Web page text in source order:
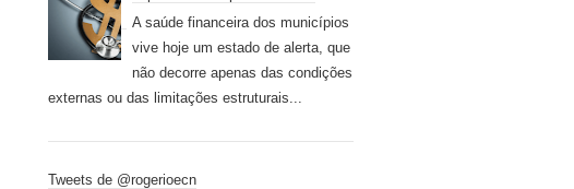
A saúde financeira dos municípios
vive hoje um estado de alerta, que
não decorre apenas das condições
externas ou das limitações estruturais...
Tweets de @rogerioecn